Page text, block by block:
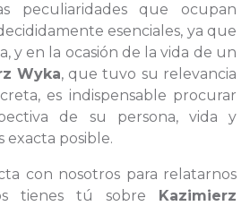
peculiaridades que ocupan
esenciales, ya que
y en la ocasión de la vida de un
Wyka, que tuvo su relevancia
es indispensable procurar
de su persona, vida y
exacta posible.
con nosotros para relatarnos
tienes tú sobre Kazimierz